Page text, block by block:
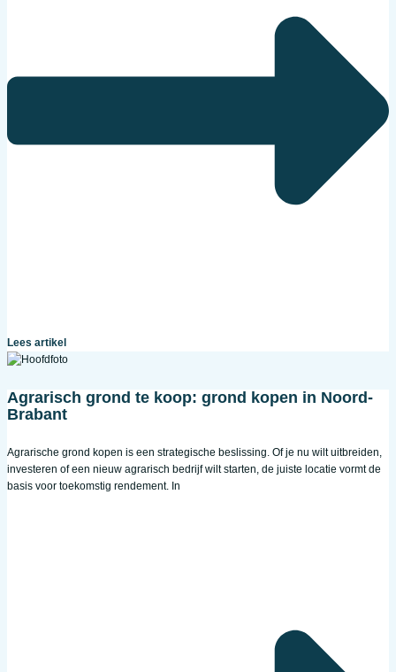
Lees artikel
Agrarisch grond te koop: grond kopen in Noord-
Brabant
Agrarische grond kopen is een strategische beslissing. Of je nu wilt uitbreiden,
investeren of een nieuw agrarisch bedrijf wilt starten, de juiste locatie vormt de
basis voor toekomstig rendement. In